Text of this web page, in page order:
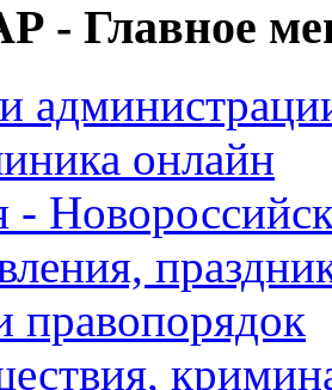
- Главное
онлайн
-
правопорядок